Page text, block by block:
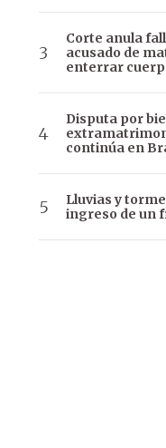
Corte anula
acusado de
enterrar
Disputa por
continúa en
Lluvias y
ingreso de un